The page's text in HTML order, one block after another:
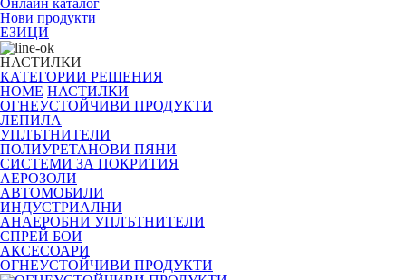
Нови продукти
ЕЗИЦИ
НАСТИЛКИ
КАТЕГОРИИ РЕШЕНИЯ
HOME НАСТИЛКИ
ОГНЕУСТОЙЧИВИ ПРОДУКТИ
ЛЕПИЛА
УПЛЪТНИТЕЛИ
ПОЛИУРЕТАНОВИ ПЯНИ
СИСТЕМИ ЗА ПОКРИТИЯ
АЕРОЗОЛИ
АВТОМОБИЛИ
ИНДУСТРИАЛНИ
АНАЕРОБНИ УПЛЪТНИТЕЛИ
СПРЕЙ БОИ
АКСЕСОАРИ
ОГНЕУСТОЙЧИВИ ПРОДУКТИ